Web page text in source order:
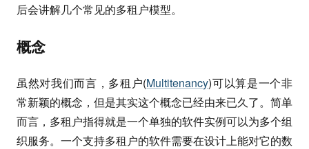
后会讲解几个常见的多租户模型。
概念
虽然对我们而言，多租户(Multitenancy)可以算是一个非
常新颖的概念，但是其实这个概念已经由来已久了。简单
而言，多租户指得就是一个单独的软件实例可以为多个组
织服务。一个支持多租户的软件需要在设计上能对它的数